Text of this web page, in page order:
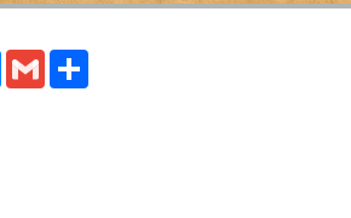
Messenger
Gmail